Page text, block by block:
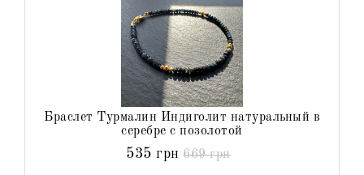
535 грн 669 грн
Браслет Турмалин Индиголит натуральный в
серебре с позолотой